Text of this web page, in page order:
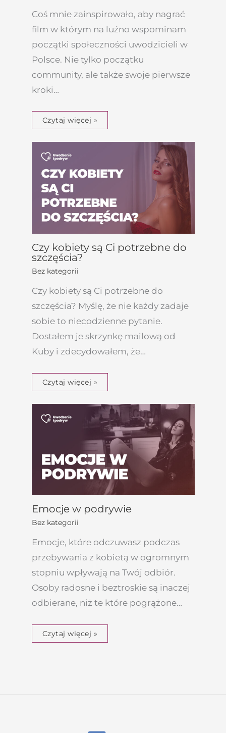
Coś mnie zainspirowało, aby nagrać
film w którym na luźno wspominam
początki społeczności uwodzicieli w
Polsce. Nie tylko początku
community, ale także swoje pierwsze
kroki…
Czytaj więcej »
Czy kobiety są Ci potrzebne do
szczęścia?
Bez kategorii
Czy kobiety są Ci potrzebne do
szczęścia? Myślę, że nie każdy zadaje
sobie to niecodzienne pytanie.
Dostałem je skrzynkę mailową od
Kuby i zdecydowałem, że…
Czytaj więcej »
Emocje w podrywie
Bez kategorii
Emocje, które odczuwasz podczas
przebywania z kobietą w ogromnym
stopniu wpływają na Twój odbiór.
Osoby radosne i beztroskie są inaczej
odbierane, niż te które pogrążone…
Czytaj więcej »